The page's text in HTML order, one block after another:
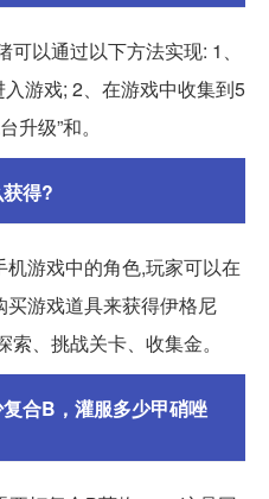
可以通过以下方法实现: 1、
入游戏; 2、在游戏中收集到5
升级”和。
得?
游戏中的角色,玩家可以在
游戏道具来获得伊格尼
、挑战关卡、收集金。
合B，灌服多少甲硝唑